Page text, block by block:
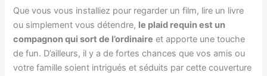
Que vous vous installiez pour regarder un film, lire un livre
ou simplement vous détendre, le plaid requin est un
compagnon qui sort de l’ordinaire et apporte une touche
de fun. D’ailleurs, il y a de fortes chances que vos amis ou
votre famille soient intrigués et séduits par cette couverture